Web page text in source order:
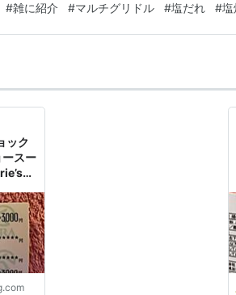
。↓ ギョースーで売っている「塩だれ」で
#雑に紹介 #マルチグリドル #塩だれ #塩
ック
スー